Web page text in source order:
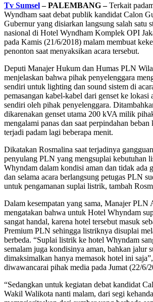
Tv Sumsel– PALEMBANG –Terkait
Wyndham saat debat publik kandidat Calon
Gubernur yang disiarkan langsung salah satu
nasional di Hotel Wyndham Komplek OPI
pada Kamis (21/6/2018) malam membuat
penonton saat menyaksikan acara tersebut.
Deputi Manajer Hukum dan Humas PLN
menjelaskan bahwa pihak penyelenggara
sendiri untuk lighting dan sound sistem di
pemasangan kabel-kabel dari genset ke lokasi
sendiri oleh pihak penyelenggara.
dikarenakan genset utama 200 kVA milik
mengalami panas dan saat perpindahan beban
terjadi padam lagi beberapa menit.
Dikatakan Rosmalina saat terjadinya
penyulang PLN yang mengsuplai kebutuhan
Whyndam dalam kondisi aman dan tidak ada
dan selama acara berlangsung petugas PLN
untuk pengamanan suplai listrik, tambah
Dalam kesempatan yang sama, Manajer PLN
mengatakan bahwa untuk Hotel Whyndam
sangat handal, karena hotel tersebut masuk
Premium PLN sehingga listriknya disuplai
berbeda. “Suplai listrik ke hotel Whyndam
semalam juga kondisinya aman, bahkan jalur
dimaksimalkan hanya memasok hotel ini
diwawancarai pihak media pada Jumat (22/6/
“Sedangkan untuk kegiatan debat kandidat
Wakil Walikota nanti malam, dari segi